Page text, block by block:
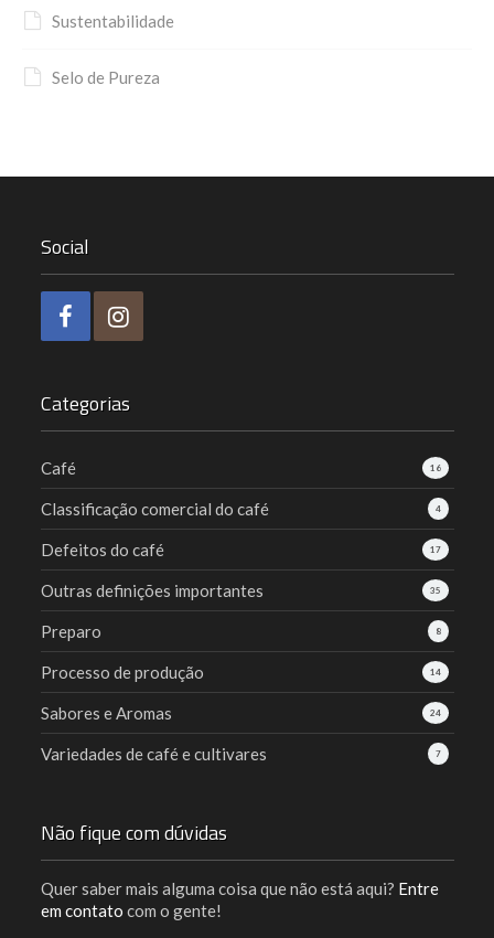
Sustentabilidade
Selo de Pureza
Social
Categorias
16
Café
4
Classificação comercial do café
17
Defeitos do café
35
Outras definições importantes
8
Preparo
14
Processo de produção
24
Sabores e Aromas
7
Variedades de café e cultivares
Não fique com dúvidas
Quer saber mais alguma coisa que não está aqui? Entre
em contato com o gente!